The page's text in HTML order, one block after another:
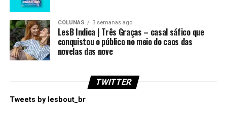
COLUNAS 3 semanas ago
LesB Indica | Três Graças – casal sáfico que
conquistou o público no meio do caos das
novelas das nove
TWITTER
Tweets by lesbout_br